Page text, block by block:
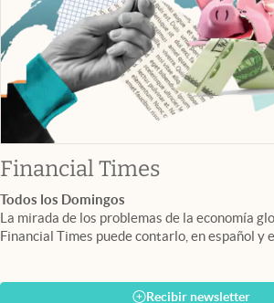
Financial Timesabre en
Todos los Domingos
La mirada de los problemas de la economía
Financial Times puede contarlo, en español y
Recibir newsletter